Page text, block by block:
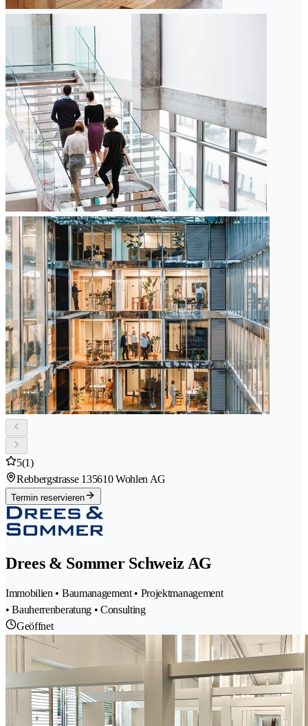
5(1)
Rebbergstrasse 135610 Wohlen AG
Termin reservieren
Drees & Sommer Schweiz AG
Immobilien • Baumanagement • Projektmanagement
• Bauherrenberatung • Consulting
Geöffnet